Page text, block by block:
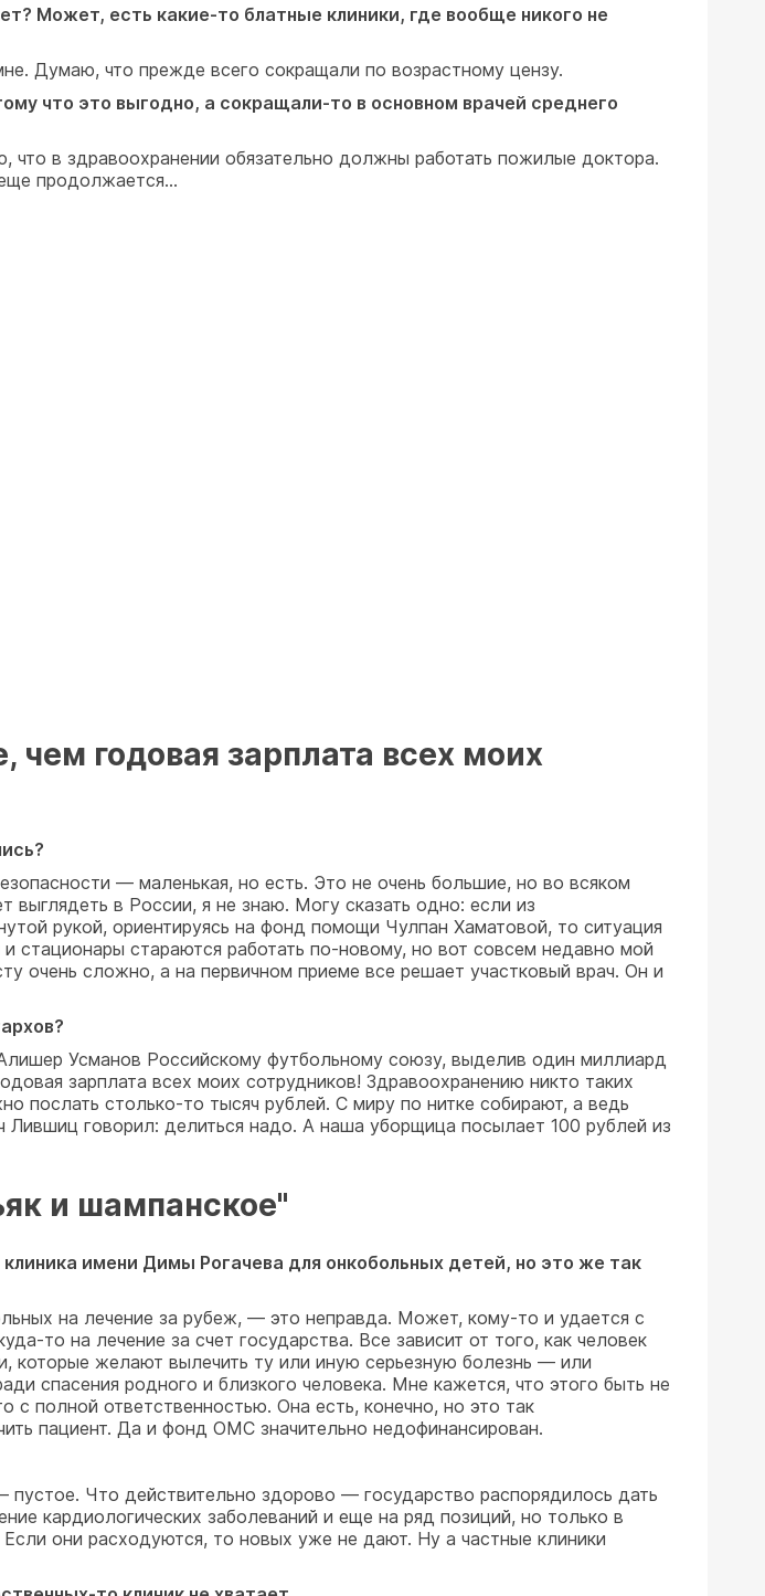
Может, есть какие-то блатные клиники, где вообще никого не
Думаю, что прежде всего сокращали по возрастному цензу.
что это выгодно, а сокращали-то в основном врачей среднего
в здравоохранении обязательно должны работать пожилые доктора.
продолжается...
годовая зарплата всех моих
— маленькая, но есть. Это не очень большие, но во всяком
выглядеть в России, я не знаю. Могу сказать одно: если из
рукой, ориентируясь на фонд помощи Чулпан Хаматовой, то ситуация
стационары стараются работать по-новому, но вот совсем недавно мой
очень сложно, а на первичном приеме все решает участковый врач. Он и
Усманов Российскому футбольному союзу, выделив один миллиард
зарплата всех моих сотрудников! Здравоохранению никто таких
послать столько-то тысяч рублей. С миру по нитке собирают, а ведь
говорил: делиться надо. А наша уборщица посылает 100 рублей из
и шампанское"
имени Димы Рогачева для онкобольных детей, но это же так
на лечение за рубеж, — это неправда. Может, кому-то и удается с
то на лечение за счет государства. Все зависит от того, как человек
которые желают вылечить ту или иную серьезную болезнь — или
спасения родного и близкого человека. Мне кажется, что этого быть не
полной ответственностью. Она есть, конечно, но это так
пациент. Да и фонд ОМС значительно недофинансирован.
Что действительно здорово — государство распорядилось дать
кардиологических заболеваний и еще на ряд позиций, но только в
они расходуются, то новых уже не дают. Ну а частные клиники